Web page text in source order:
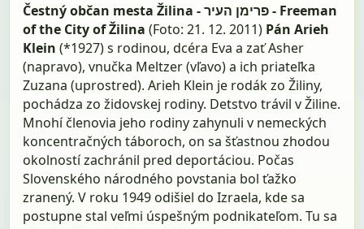
Čestný občan mesta Žilina - פרימן העיר - Freeman
of the City of Žilina (Foto: 21. 12. 2011) Pán Arieh
Klein(*1927) s rodinou, dcéra Eva a zať Asher
(napravo), vnučka Meltzer (vľavo) a ich priateľka
Zuzana (uprostred). Arieh Klein je rodák zo Žiliny,
pochádza zo židovskej rodiny. Detstvo trávil v Žiline.
Mnohí členovia jeho rodiny zahynuli v nemeckých
koncentračných táboroch, on sa šťastnou zhodou
okolností zachránil pred deportáciou. Počas
Slovenského národného povstania bol ťažko
zranený. V roku 1949 odišiel do Izraela, kde sa
postupne stal veľmi úspešným podnikateľom. Tu sa